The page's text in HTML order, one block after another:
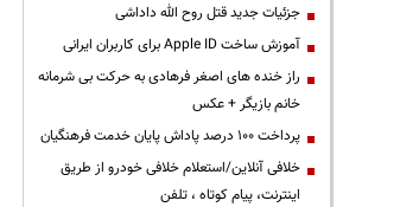
جزئیات جدید قتل روح الله داداشی
آموزش ساخت Apple ID برای کاربران ایرانی
راز خنده های اصغر فرهادی به حرکت بی شرمانه
خانم بازیگر + عکس
پرداخت ۱۰۰ درصد پاداش پایان خدمت فرهنگیان
خلافی آنلاین/استعلام خلافی خودرو از طریق
اینترنت، پیام کوتاه ، تلفن